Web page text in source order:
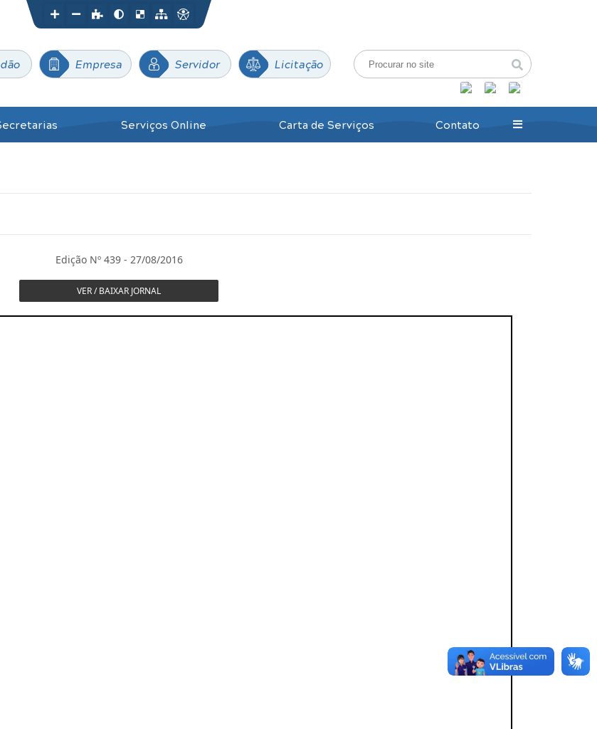
Empresa Servidor Licitação
Serviços Online Carta de Serviços Contato
Edição Nº 439 - 27/08/2016
VER / BAIXAR JORNAL